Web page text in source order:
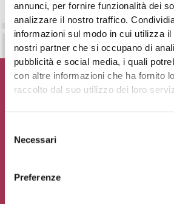
annunci, per fornire funzionalità dei
analizzare il nostro traffico.
informazioni sul modo in cui utilizza
nostri partner che si occupano di
pubblicità e social media, i quali
con altre informazioni che ha fornito
raccolto dal suo utilizzo dei loro
delNecessari
Preferenze
INVIA MESSAGGIO